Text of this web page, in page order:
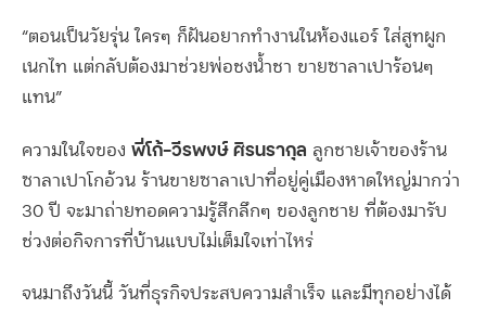
“ตอนเป็นวัยรุ่น ใครๆ ก็ฝันอยากทำงานในห้องแอร์ ใส่สูทผูก
เนกไท แต่กลับต้องมาช่วยพ่อชงน้ำชา ขายซาลาเปาร้อนๆ
แทน”
ความในใจของ พี่โก้-วีรพงษ์ ศิรนรากุล ลูกชายเจ้าของร้าน
ซาลาเปาโกอ้วน ร้านขายซาลาเปาที่อยู่คู่เมืองหาดใหญ่มากว่า
30 ปี จะมาถ่ายทอดความรู้สึกลึกๆ ของลูกชาย ที่ต้องมารับ
ช่วงต่อกิจการที่บ้านแบบไม่เต็มใจเท่าไหร่
จนมาถึงวันนี้ วันที่ธุรกิจประสบความสำเร็จ และมีทุกอย่างได้